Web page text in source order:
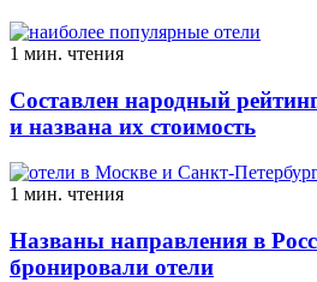
1 мин. чтения
Составлен народный
и названа их стоимость
1 мин. чтения
Названы направления в
бронировали отели